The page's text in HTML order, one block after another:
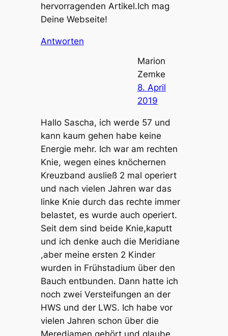
hervorragenden Artikel.Ich mag
Deine Webseite!
Antworten
Marion
Zemke
8. April
2019
Hallo Sascha, ich werde 57 und
kann kaum gehen habe keine
Energie mehr. Ich war am rechten
Knie, wegen eines knöchernen
Kreuzband ausließ 2 mal operiert
und nach vielen Jahren war das
linke Knie durch das rechte immer
belastet, es wurde auch operiert.
Seit dem sind beide Knie,kaputt
und ich denke auch die Meridiane
,aber meine ersten 2 Kinder
wurden in Frühstadium über den
Bauch entbunden. Dann hatte ich
noch zwei Versteifungen an der
HWS und der LWS. Ich habe vor
vielen Jahren schon über die